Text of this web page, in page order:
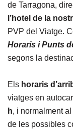
de Tarragona,
l’hotel de la
PVP del Viatge.
Horaris i Punts
segons la
Els horaris
viatges en
h, i normalment
de les possibles